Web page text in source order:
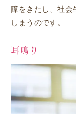
障をきたし、社会
しまうのです。
耳鳴り